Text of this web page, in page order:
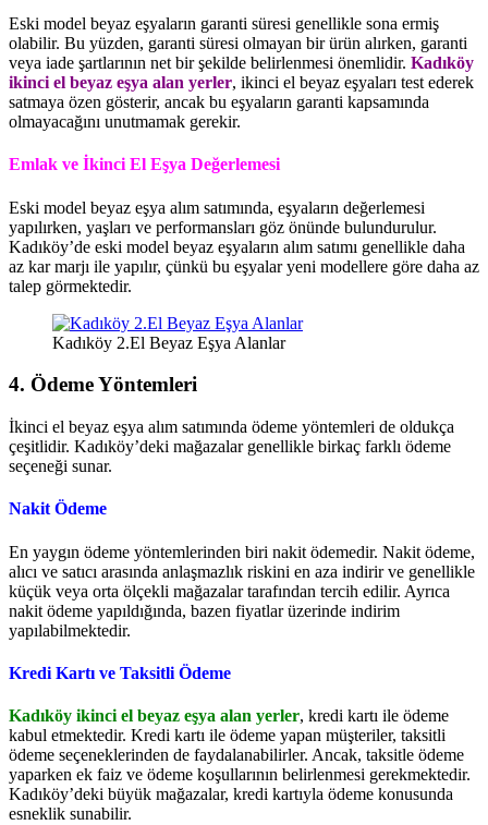
Eski model beyaz eşyaların garanti süresi genellikle sona ermiş
olabilir. Bu yüzden, garanti süresi olmayan bir ürün alırken, garanti
veya iade şartlarının net bir şekilde belirlenmesi önemlidir. Kadıköy
ikinci el beyaz eşya alan yerler, ikinci el beyaz eşyaları test ederek
satmaya özen gösterir, ancak bu eşyaların garanti kapsamında
olmayacağını unutmamak gerekir.
Emlak ve İkinci El Eşya Değerlemesi
Eski model beyaz eşya alım satımında, eşyaların değerlemesi
yapılırken, yaşları ve performansları göz önünde bulundurulur.
Kadıköy’de eski model beyaz eşyaların alım satımı genellikle daha
az kar marjı ile yapılır, çünkü bu eşyalar yeni modellere göre daha az
talep görmektedir.
Kadıköy 2.El Beyaz Eşya Alanlar
4. Ödeme Yöntemleri
İkinci el beyaz eşya alım satımında ödeme yöntemleri de oldukça
çeşitlidir. Kadıköy’deki mağazalar genellikle birkaç farklı ödeme
seçeneği sunar.
Nakit Ödeme
En yaygın ödeme yöntemlerinden biri nakit ödemedir. Nakit ödeme,
alıcı ve satıcı arasında anlaşmazlık riskini en aza indirir ve genellikle
küçük veya orta ölçekli mağazalar tarafından tercih edilir. Ayrıca
nakit ödeme yapıldığında, bazen fiyatlar üzerinde indirim
yapılabilmektedir.
Kredi Kartı ve Taksitli Ödeme
Kadıköy ikinci el beyaz eşya alan yerler, kredi kartı ile ödeme
kabul etmektedir. Kredi kartı ile ödeme yapan müşteriler, taksitli
ödeme seçeneklerinden de faydalanabilirler. Ancak, taksitle ödeme
yaparken ek faiz ve ödeme koşullarının belirlenmesi gerekmektedir.
Kadıköy’deki büyük mağazalar, kredi kartıyla ödeme konusunda
esneklik sunabilir.